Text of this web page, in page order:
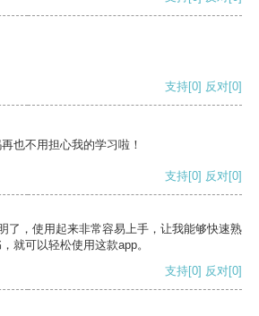
支持[0] 反对[0]
也不用担心我的学习啦！
支持[0] 反对[0]
了，使用起来非常容易上手，让我能够快速熟
就可以轻松使用这款app。
支持[0] 反对[0]